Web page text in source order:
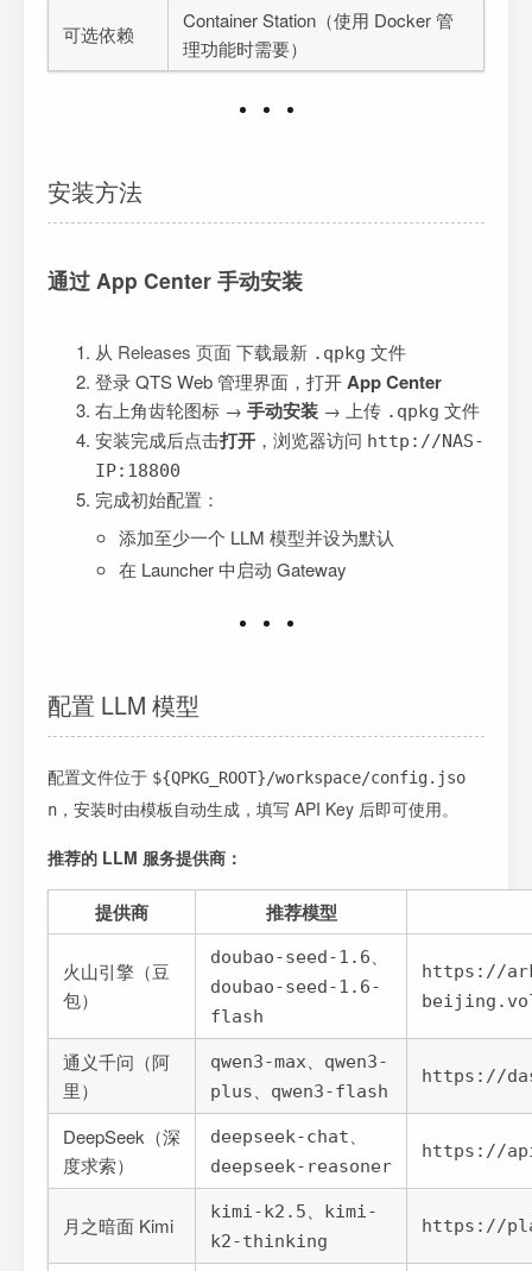
可选依赖
Container Station（使用 Docker 管
理功能时需要）
安装方法
通过 App Center 手动安装
从 Releases 页面下载最新 .qpkg 文件
登录 QTS Web 管理界面，打开App Center
右上角齿轮图标 → 手动安装 → 上传 .qpkg 文件
安装完成后点击打开 ，浏览器访问 http://NAS-
IP:18800
完成初始配置：
添加至少一个 LLM 模型并设为默认
在 Launcher 中启动 Gateway
配置 LLM 模型
配置文件位于 ${QPKG_ROOT}/workspace/config.jso
n ，安装时由模板自动生成，填写 API Key 后即可使用。
推荐的 LLM 服务提供商：
提供商 推荐模型
火山引擎（豆
包）
doubao-seed-1.6
doubao-seed-1.6-
flash
https://
通义千问（阿
里）
qwen3-max
qwen3-
plus
qwen3-flash
https://
DeepSeek（深
度求索）
deepseek-chat
deepseek-reasoner
https://
月之暗面 Kimi
kimi-k2.5
kimi-
k2-thinking
https://